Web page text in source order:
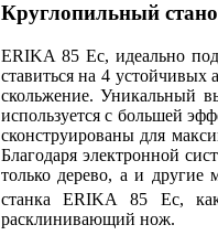
Круглопильный
ERIKA 85 Ec, идеально
ставиться на 4
скольжение. Уникальный
используется с большей
сконструированы для
Благодаря электронной
только дерево, а и другие
станка ERIKA 85 Ec,
расклинивающий нож.